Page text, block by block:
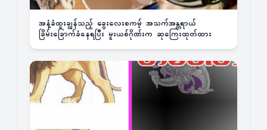
အနံ့ခံထူးချွန်သည့် ခွေးလေးစကမ့် အသက်အန္တရာယ်
ခြိမ်းခြောက်ခံနေရပြီး မူးယစ်ဂိုဏ်းက ဆုကြေးထုတ်ထား